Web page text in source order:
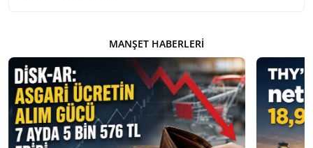
MANŞET HABERLERI